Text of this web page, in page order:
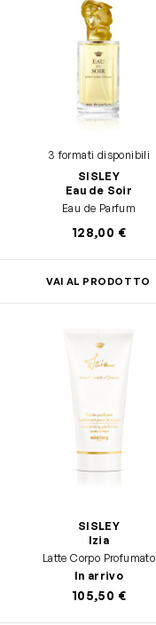
3 formati disponibili
SISLEY
Eau de Soir
Eau de Parfum
128,00 €
VAI AL PRODOTTO
SISLEY
Izia
Latte Corpo Profumato
In arrivo
105,50 €